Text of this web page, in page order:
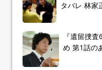
タバレ 林家
『遺留捜
め 第1話の